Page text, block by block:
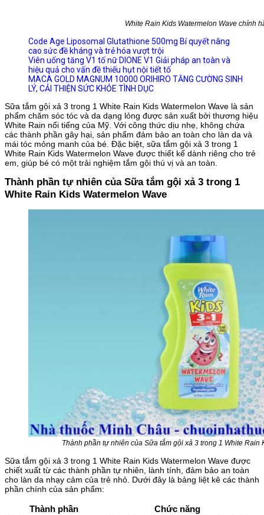
White Rain Kids Watermelon Wave chính
Code Age Liposomal Glutathione 500mg Bí quyết nâng
cao sức đề kháng và trẻ hóa vượt trội
Viên uống tăng V1 tố nữ DIONE V1 Giải pháp an toàn và
hiệu quả cho vấn đề thiếu hụt nội tiết tố
MACA GOLD MAGNUM 10000 ORIHIRO TĂNG CƯỜNG SINH
LÝ, CẢI THIỆN SỨC KHỎE TÌNH DỤC
Sữa tắm gội xả 3 trong 1 White Rain Kids Watermelon Wave là sản
phẩm chăm sóc tóc và da dạng lỏng được sản xuất bởi thương hiệu
White Rain nổi tiếng của Mỹ. Với công thức dịu nhẹ, không chứa
các thành phần gây hại, sản phẩm đảm bảo an toàn cho làn da và
mái tóc mỏng manh của bé. Đặc biệt, sữa tắm gội xả 3 trong 1
White Rain Kids Watermelon Wave được thiết kế dành riêng cho trẻ
em, giúp bé có một trải nghiệm tắm gội thú vị và an toàn.
Thành phần tự nhiên của Sữa tắm gội xả 3 trong 1
White Rain Kids Watermelon Wave
Thành phần tự nhiên của Sữa tắm gội xả 3 trong 1 White Rain
Sữa tắm gội xả 3 trong 1 White Rain Kids Watermelon Wave được
chiết xuất từ các thành phần tự nhiên, lành tính, đảm bảo an toàn
cho làn da nhạy cảm của trẻ nhỏ. Dưới đây là bảng liệt kê các thành
phần chính của sản phẩm:
Thành phần
Chức năng